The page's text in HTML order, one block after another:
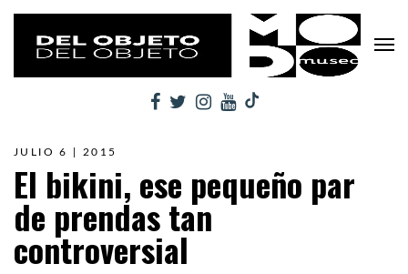
JULIO 6 | 2015
El bikini, ese pequeño par
de prendas tan
controversial